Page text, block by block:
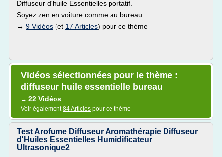
Diffuseur d'huile Essentielles portatif.
Soyez zen en voiture comme au bureau
→ 9 Vidéos (et 17 Articles) pour ce thème
Vidéos sélectionnées pour le thème :
diffuseur huile essentielle bureau
→ 22 Vidéos
Voir également84 Articles pour ce thème
Test Arofume Diffuseur Aromathérapie Diffuseur
d'Huiles Essentielles Humidificateur
Ultrasonique2